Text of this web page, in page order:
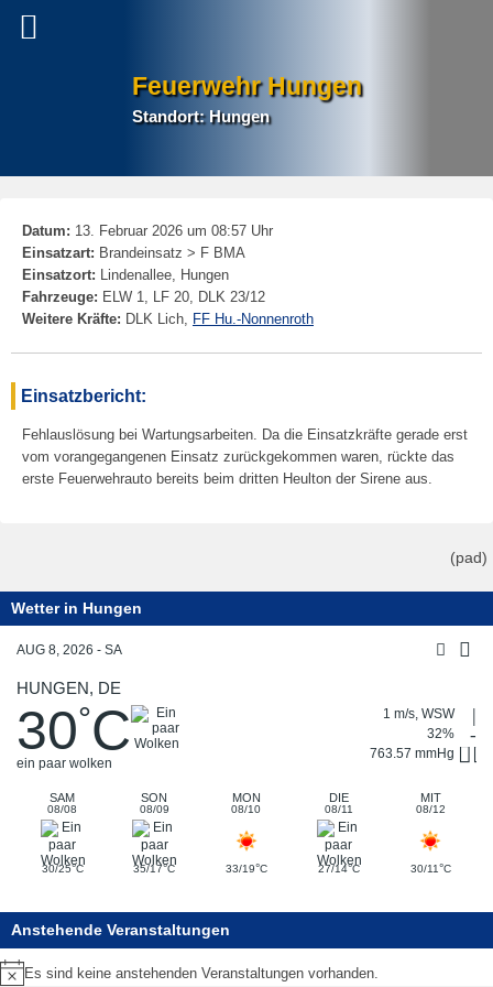
Feuerwehr Hungen
Standort: Hungen
Datum: 13. Februar 2026 um 08:57 Uhr
Einsatzart: Brandeinsatz > F BMA
Einsatzort: Lindenallee, Hungen
Fahrzeuge: ELW 1, LF 20, DLK 23/12
Weitere Kräfte: DLK Lich, FF Hu.-Nonnenroth
Einsatzbericht:
Fehlauslösung bei Wartungsarbeiten. Da die Einsatzkräfte gerade erst
vom vorangegangenen Einsatz zurückgekommen waren, rückte das
erste Feuerwehrauto bereits beim dritten Heulton der Sirene aus.
(pad)
Wetter in Hungen
AUG 8, 2026 - SA
HUNGEN, DE
30°C
ein paar wolken
1 m/s, WSW
32%
763.57 mmHg
SAM
08/08
SON
08/09
MON
08/10
DIE
08/11
MIT
08/12
30/25°C 35/17°C 33/19°C 27/14°C 30/11°C
Anstehende Veranstaltungen
Hinweis
Es sind keine anstehenden Veranstaltungen vorhanden.